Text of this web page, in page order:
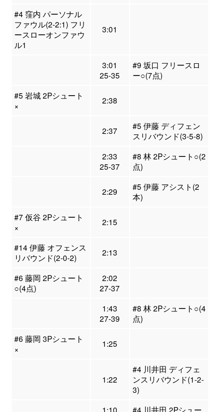
#4 窪内 パーソナル
ファウル(2-2:1) フリ
ースローオンファウ
ル1
3:01
3:01
25-35
#9 坂口 フリースロ
ー○(7点)
#5 岩城 2Pシュート
×
2:38
2:37
#5 伊藤 ディフェン
スリバウンド(3-5-8)
2:33
25-37
#8 林 2Pシュート○(2
点)
2:29
#5 伊藤 アシスト(2
本)
#7 仮谷 2Pシュート
×
2:15
#14 伊藤 オフェンス
リバウンド(2-0-2)
2:13
#6 藤岡 2Pシュート
○(4点)
2:02
27-37
1:43
27-39
#8 林 2Pシュート○(4
点)
#6 藤岡 3Pシュート
×
1:25
1:22
#4 川井田 ディフェ
ンスリバウンド(1-2-
3)
1:10
#4 川井田 2Pシュー